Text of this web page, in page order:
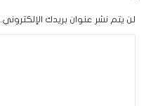
لن يتم نشر عنوان بريدك الإلكتروني.